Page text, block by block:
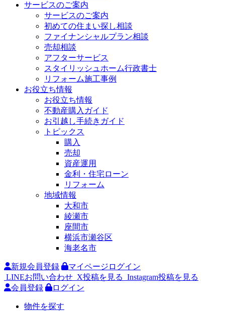
サービスのご案内
サービスのご案内
初めての住まい探し相談
ファイナンシャルプラン相談
売却相談
アフターサービス
スタイリッシュホーム行政書士
リフォーム施工事例
お役立ち情報
お役立ち情報
不動産購入ガイド
お引越し手続きガイド
トピックス
購入
売却
資産運用
金利・住宅ローン
リフォーム
地域情報
大和市
綾瀬市
座間市
横浜市瀬谷区
海老名市
新規会員登録
マイページログイン
LINEお問い合わせ X投稿を見る Instagram投稿を見る
会員登録
ログイン
物件を探す